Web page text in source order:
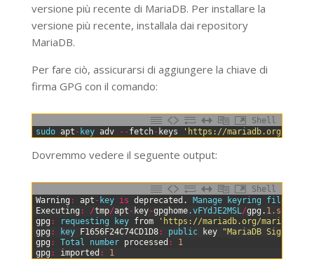
versione più recente di MariaDB. Per installare la
versione più recente, installala dai repository
MariaDB.
Per fare ciò, assicurarsi di aggiungere la chiave di
firma GPG con il comando:
Shell
sudo apt - key adv --fetch- keys 'https://mariadb.org/
Dovremmo vedere il seguente output:
Shell
Warning : apt - key is deprecated . Manage keyring files
Executing : /tmp/apt - key-gpghome.vFYdJE2MSL/gpg . 1.sh
gpg : requesting key from
'https://mariadb.org/
gpg : key F1656F24C74CD1D8: public key
"MariaDB Signing
gpg : Total number processed :
1
gpg : imported : 1